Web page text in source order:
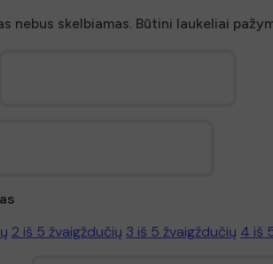
nebus skelbiamas. Būtini laukeliai
2 iš 5 žvaigždučių 3 iš 5 žvaigždučių 4 iš